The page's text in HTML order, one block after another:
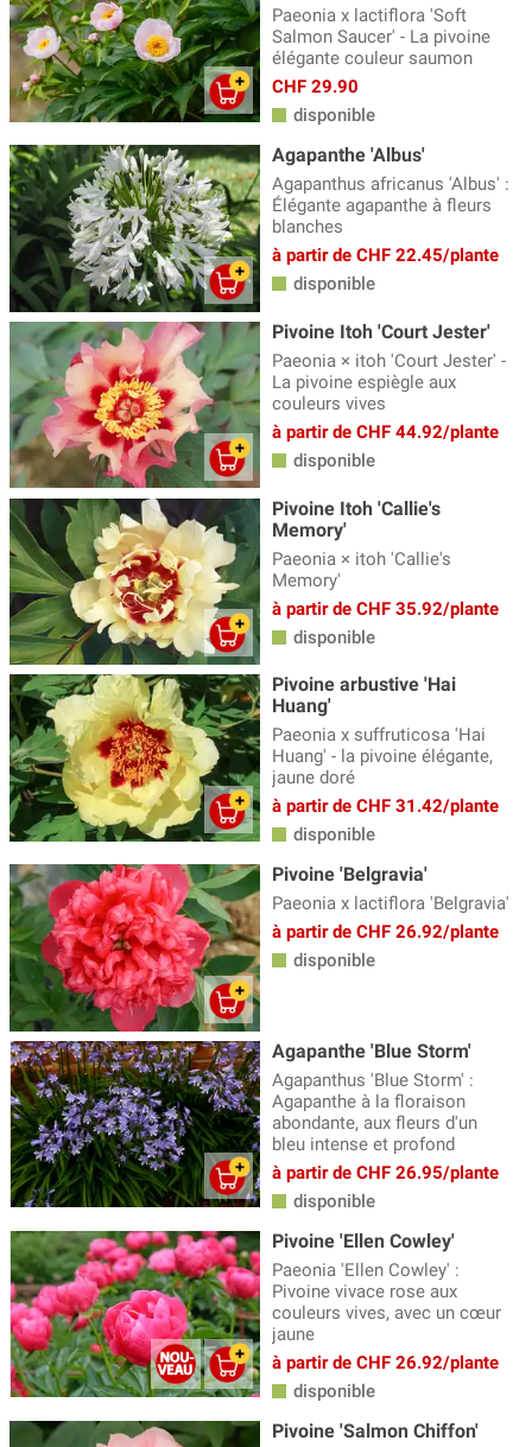
Paeonia x lactiflora 'Soft
Salmon Saucer' - La pivoine
élégante couleur saumon
CHF 29.90
disponible
Agapanthe 'Albus'
Agapanthus africanus 'Albus' :
Élégante agapanthe à fleurs
blanches
à partir de CHF 22.45/plante
disponible
Pivoine Itoh 'Court Jester'
Paeonia × itoh 'Court Jester' -
La pivoine espiègle aux
couleurs vives
à partir de CHF 44.92/plante
disponible
Pivoine Itoh 'Callie's
Memory'
Paeonia × itoh 'Callie's
Memory'
à partir de CHF 35.92/plante
disponible
Pivoine arbustive 'Hai
Huang'
Paeonia x suffruticosa 'Hai
Huang' - la pivoine élégante,
jaune doré
à partir de CHF 31.42/plante
disponible
Pivoine 'Belgravia'
Paeonia x lactiflora 'Belgravia'
à partir de CHF 26.92/plante
disponible
Agapanthe 'Blue Storm'
Agapanthus 'Blue Storm' :
Agapanthe à la floraison
abondante, aux fleurs d'un
bleu intense et profond
à partir de CHF 26.95/plante
disponible
Pivoine 'Ellen Cowley'
Paeonia 'Ellen Cowley' :
Pivoine vivace rose aux
couleurs vives, avec un cœur
jaune
à partir de CHF 26.92/plante
disponible
Pivoine 'Salmon Chiffon'